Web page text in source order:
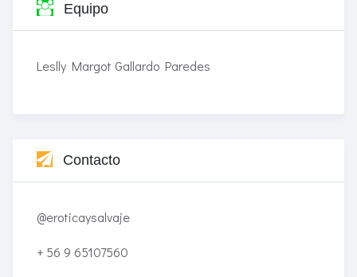
Equipo
Leslly Margot Gallardo Paredes
Contacto
@eroticaysalvaje
+ 56 9 65107560